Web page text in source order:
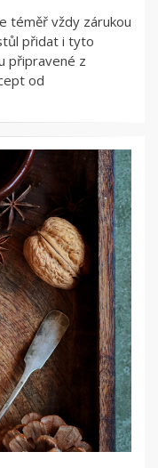
téměř vždy zárukou
přidat i tyto
připravené z
od